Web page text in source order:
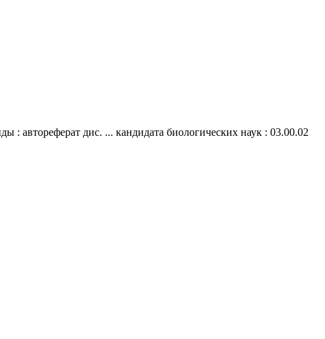
автореферат дис. ... кандидата биологических наук : 03.00.02